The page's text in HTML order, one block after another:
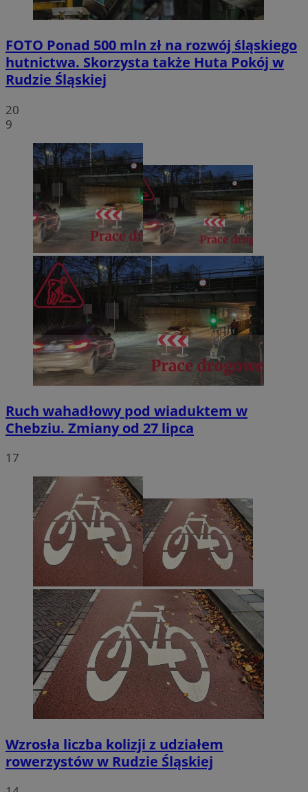
FOTO Ponad 500 mln zł na rozwój śląskiego
hutnictwa. Skorzysta także Huta Pokój w
Rudzie Śląskiej
20
9
Ruch wahadłowy pod wiaduktem w
Chebziu. Zmiany od 27 lipca
17
Wzrosła liczba kolizji z udziałem
rowerzystów w Rudzie Śląskiej